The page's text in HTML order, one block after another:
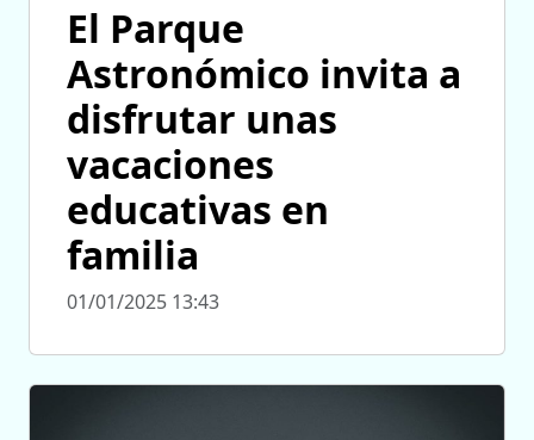
El Parque
Astronómico invita a
disfrutar unas
vacaciones
educativas en
familia
01/01/2025 13:43